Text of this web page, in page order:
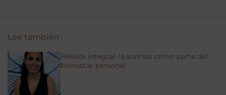
Lee también
Belleza integral: la sonrisa como parte del
bienestar personal